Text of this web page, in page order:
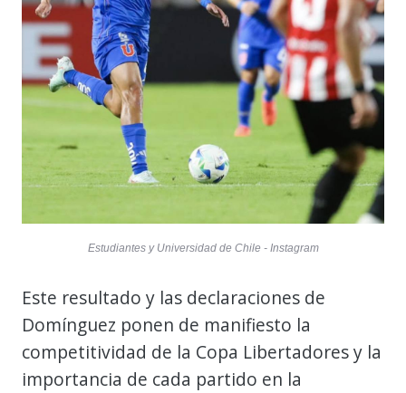
Estudiantes y Universidad de Chile - Instagram
Este resultado y las declaraciones de
Domínguez ponen de manifiesto la
competitividad de la Copa Libertadores y la
importancia de cada partido en la